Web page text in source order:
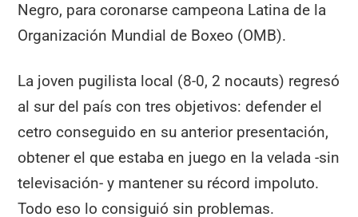
Negro, para coronarse campeona Latina de la
Organización Mundial de Boxeo (OMB).
La joven pugilista local (8-0, 2 nocauts) regresó
al sur del país con tres objetivos: defender el
cetro conseguido en su anterior presentación,
obtener el que estaba en juego en la velada -sin
televisación- y mantener su récord impoluto.
Todo eso lo consiguió sin problemas.